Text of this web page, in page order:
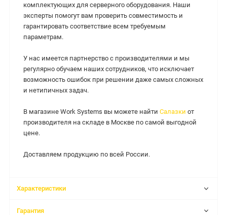
комплектующих для серверного оборудования. Наши
эксперты помогут вам проверить совместимость и
гарантировать соответствие всем требуемым
параметрам.
У нас имеется партнерство с производителями и мы
регулярно обучаем наших сотрудников, что исключает
возможность ошибок при решении даже самых сложных
и нетипичных задач.
В магазине Work Systems вы можете найти Салазки от
производителя на складе в Москве по самой выгодной
цене.
Доставляем продукцию по всей России.
Характеристики
Гарантия